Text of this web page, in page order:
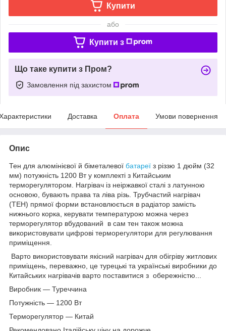
Купити
або
Купити з
Що таке купити з Пром?
Замовлення під захистом
Доставка Оплата Умови повернення
Опис
Тен для алюмінієвої й біметалевої батареї з різзю 1 дюйм (32
мм) потужність 1200 Вт у комплекті з Китайським
терморегулятором. Нагрівач із неіржавкої сталі з латунною
основою, бувають права та ліва різь. Трубчастий нагрівач
(ТЕН) прямої форми встановлюється в радіатор замість
нижнього корка, керувати температурою можна через
терморегулятор вбудований в сам тен також можна
використовувати цифрові терморегулятори для регулювання
приміщення.
Варто використовувати якісний нагрівач для обігріву житлових
приміщень, переважно, це турецькі та українські виробники до
Китайських нагрівачів варто поставитися з обережністю...
Виробник — Туреччина
Потужність — 1200 Вт
Терморегулятор — Китай